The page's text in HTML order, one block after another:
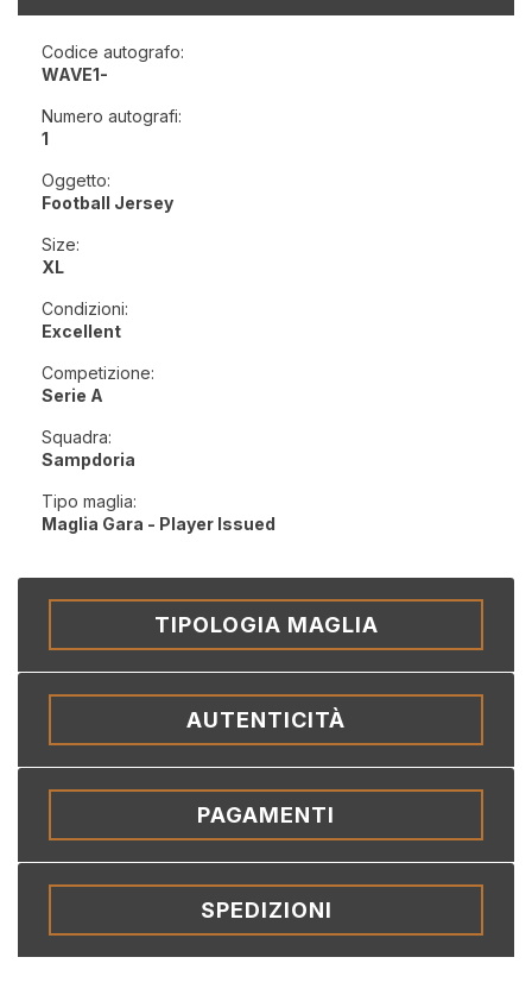
Codice autografo:
WAVE1-
Numero autografi:
1
Oggetto:
Football Jersey
Size:
XL
Condizioni:
Excellent
Competizione:
Serie A
Squadra:
Sampdoria
Tipo maglia:
Maglia Gara - Player Issued
TIPOLOGIA MAGLIA
AUTENTICITÀ
PAGAMENTI
SPEDIZIONI